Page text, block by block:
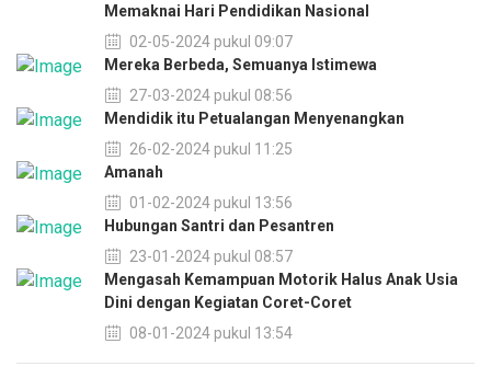
Memaknai Hari Pendidikan Nasional
02-05-2024 pukul 09:07
Mereka Berbeda, Semuanya Istimewa
27-03-2024 pukul 08:56
Mendidik itu Petualangan Menyenangkan
26-02-2024 pukul 11:25
Amanah
01-02-2024 pukul 13:56
Hubungan Santri dan Pesantren
23-01-2024 pukul 08:57
Mengasah Kemampuan Motorik Halus Anak Usia
Dini dengan Kegiatan Coret-Coret
08-01-2024 pukul 13:54